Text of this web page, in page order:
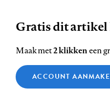
Volg
ons
Volg
ons
Volg
ons
Volg
ons
Medische vragen
Gratis dit artikel
Maak met2 klikkeneen
ACCOUNT
Zie onze cookie policy
Analytische cookies